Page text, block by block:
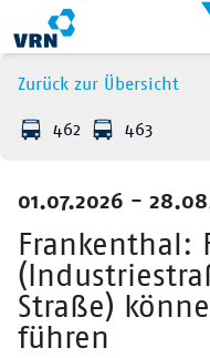
Auskunft
für
Kontakt
Leichte Sprache
Suche
Hauptnavigation
Fahrplan
Liniennetz
Tickets
Zurück zur Übersicht
462 463
01.07.2026 -
Frankenthal:
Straße)
führen